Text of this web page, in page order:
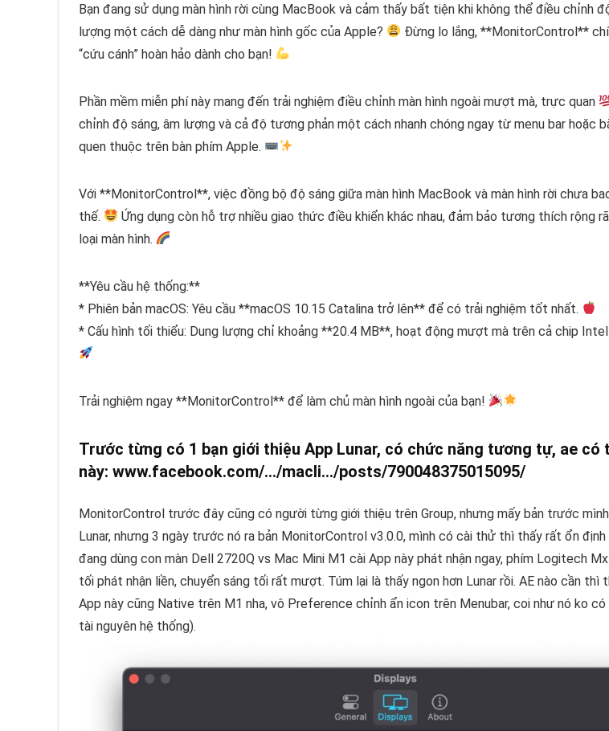
Bạn đang sử dụng màn hình rời cùng MacBook và cảm thấy bất tiện khi không thể điều chỉnh
lượng một cách dễ dàng như màn hình gốc của Apple?
Đừng lo lắng, **MonitorControl**
“cứu cánh” hoàn hảo dành cho bạn!
Phần mềm miễn phí này mang đến trải nghiệm điều chỉnh màn hình ngoài mượt mà, trực quan
chỉnh độ sáng, âm lượng và cả độ tương phản một cách nhanh chóng ngay từ menu bar hoặc
quen thuộc trên bàn phím Apple.
Với **MonitorControl**, việc đồng bộ độ sáng giữa màn hình MacBook và màn hình rời chưa
thế.
Ứng dụng còn hỗ trợ nhiều giao thức điều khiển khác nhau, đảm bảo tương thích rộng
loại màn hình.
**Yêu cầu hệ thống:**
* Phiên bản macOS: Yêu cầu **macOS 10.15 Catalina trở lên** để có trải nghiệm tốt nhất.
* Cấu hình tối thiểu: Dung lượng chỉ khoảng **20.4 MB**, hoạt động mượt mà trên cả chip
Trải nghiệm ngay **MonitorControl** để làm chủ màn hình ngoài của bạn!
Trước từng có 1 bạn giới thiệu App Lunar, có chức năng tương tự, ae
này: www.facebook.com/…/macli…/posts/790048375015095/
MonitorControl trước đây cũng có người từng giới thiệu trên Group, nhưng mấy bản trước
Lunar, nhưng 3 ngày trước nó ra bản MonitorControl v3.0.0, mình có cài thử thì thấy rất ổn định
đang dùng con màn Dell 2720Q vs Mac Mini M1 cài App này phát nhận ngay, phím Logitech
tối phát nhận liền, chuyển sáng tối rất mượt. Túm lại là thấy ngon hơn Lunar rồi. AE nào cần thì
App này cũng Native trên M1 nha, vô Preference chỉnh ẩn icon trên Menubar, coi như nó ko
tài nguyên hệ thống).